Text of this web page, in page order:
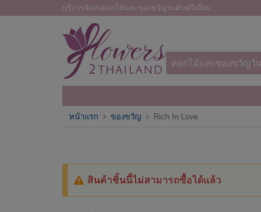
บริการจัดส่งดอกไม้และของขวัญระดับพรีเมียม
ดอกไม้และของขวัญวั
หน้าแรก ของขวัญ Rich In Love
สินค้าชิ้นนี้ไม่สามารถซื้อได้แล้ว